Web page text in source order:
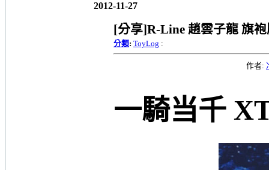
2012-11-27
[分享]R-Line 趙雲子龍 旗
分類: ToyLog :
作者:
一騎当千